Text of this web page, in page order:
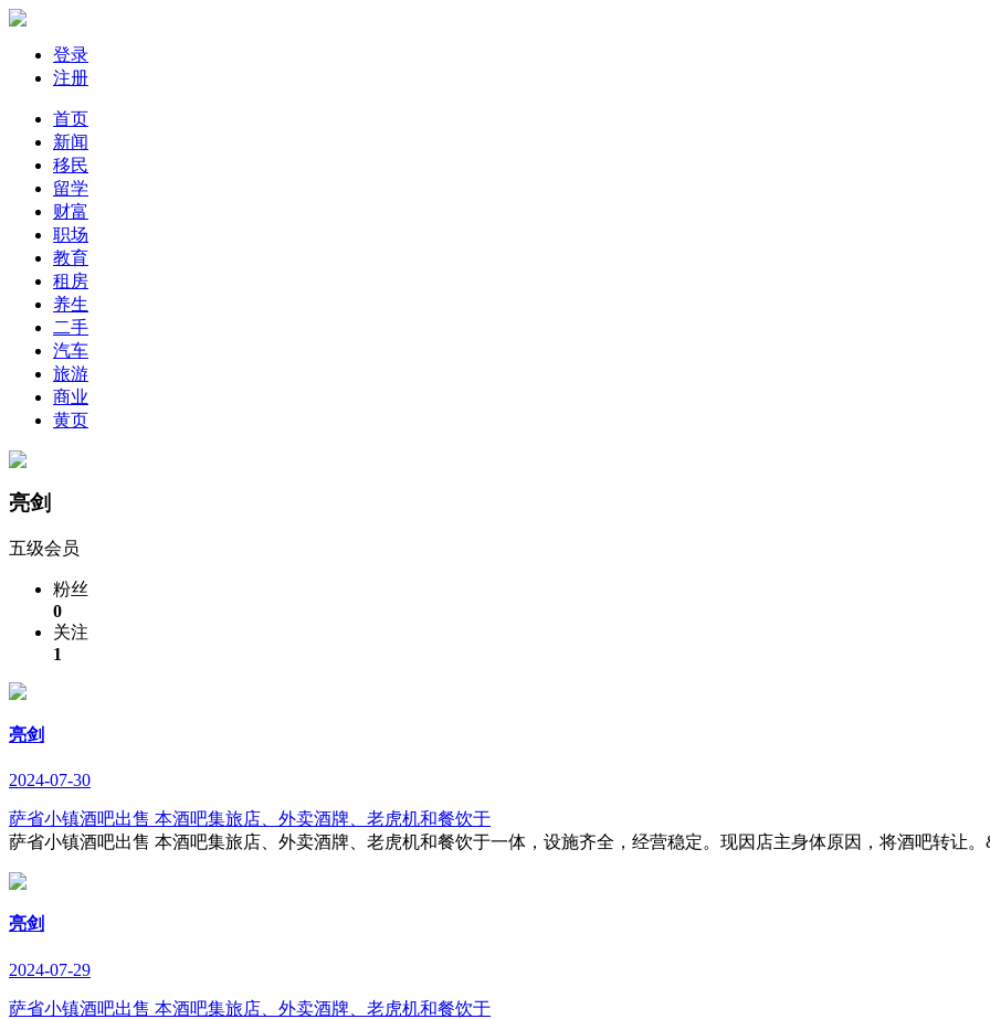
登录
注册
首页
新闻
移民
留学
财富
职场
教育
租房
养生
二手
汽车
旅游
商业
黄页
亮剑
五级会员
粉丝
0
关注
1
亮剑
2024-07-30
萨省小镇酒吧出售 本酒吧集旅店、外卖酒牌、老虎机和餐饮于
萨省小镇酒吧出售 本酒吧集旅店、外卖酒牌、老虎机和餐饮于一体，设施齐全，经营稳定。现因店主身体原因，将酒吧转让。
亮剑
2024-07-29
萨省小镇酒吧出售 本酒吧集旅店、外卖酒牌、老虎机和餐饮于